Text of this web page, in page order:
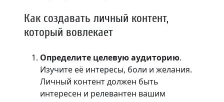
Как создавать личный контент,
который вовлекает
Определите целевую аудиторию.
Изучите её интересы, боли и желания.
Личный контент должен быть
интересен и релевантен вашим